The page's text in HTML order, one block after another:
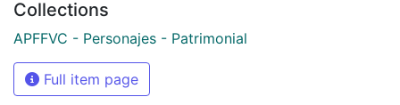
Collections
APFFVC - Personajes - Patrimonial
Full item page